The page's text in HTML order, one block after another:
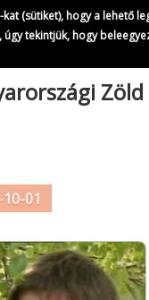
(sütiket), hogy a lehető
tekintjük, hogy
01